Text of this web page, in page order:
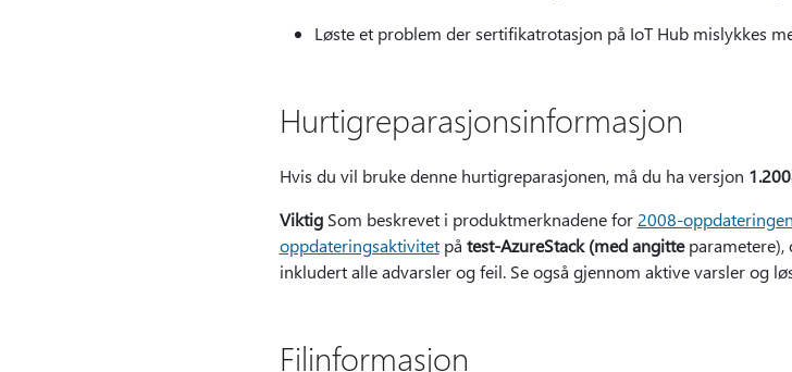
Løste et problem der sertifikatrotasjon på IoT Hub mislykkes
Hurtigreparasjonsinformasjon
Hvis du vil bruke denne hurtigreparasjonen, må du ha versjon
ViktigSom beskrevet i produktmerknadene for 2008-oppdateringen
oppdateringsaktivitetpå test-AzureStack (med angitteparametere),
inkludert alle advarsler og feil. Se også gjennom aktive varsler og
Filinformasjon